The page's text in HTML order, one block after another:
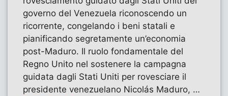
governo del Venezuela riconoscendo un
ricorrente, congelando i beni statali e
pianificando segretamente un’economia
post-Maduro. Il ruolo fondamentale del
Regno Unito nel sostenere la campagna
guidata dagli Stati Uniti per rovesciare il
presidente venezuelano Nicolás Maduro, …